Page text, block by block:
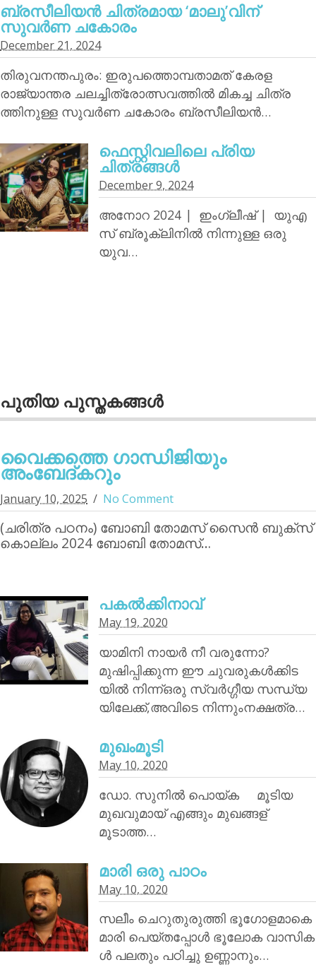
ബ്രസീലിയന്‍ ചിത്രമായ ‘മാലു’വിന്
സുവര്‍ണ ചകോരം
December 21, 2024
തിരുവനന്തപുരം: ഇരുപത്തൊമ്പതാമത് കേരള
രാജ്യാന്തര ചലച്ചിത്രോത്സവത്തില്‍ മികച്ച ചിത്ര
ത്തിനുള്ള സുവര്‍ണ ചകോരം ബ്രസീലിയന്‍…
ഫെസ്റ്റിവലിലെ പ്രിയ
ചിത്രങ്ങള്‍
December 9, 2024
അനോറ 2024 | ഇംഗ്ലീഷ് | യുഎ
സ് ബ്രൂക്ലിനില്‍ നിന്നുള്ള ഒരു
യുവ…
പുതിയ പുസ്തകങ്ങള്‍
വൈക്കത്തെ ഗാന്ധിജിയും
അംബേദ്കറും
January 10, 2025 No Comment
(ചരിത്ര പഠനം) ബോബി തോമസ് സൈന്‍ ബുക്‌സ്
കൊല്ലം 2024 ബോബി തോമസ്…
പകൽക്കിനാവ്‌
May 19, 2020
യാമിനി നായര്‍ നീ വരുന്നോ?
മുഷിപ്പിക്കുന്ന ഈ ചുവരുകൾക്കിട
യിൽ നിന്ന്ഒരു സ്വർഗ്ഗീയ സന്ധ്യ
യിലേക്ക്,അവിടെ നിന്നുംനക്ഷത്ര…
മുഖംമൂടി
May 10, 2020
ഡോ. സുനിൽ പൊയ്‌ക മൂടിയ
മുഖവുമായ് എങ്ങും മുഖങ്ങള്
മൂടാത്ത…
മാരി ഒരു പാഠം
May 10, 2020
സലീം ചെറുതുരുത്തി ഭൂഗോളമാകെ
മാരി പെയ്തപ്പോൾ ഭൂലോക വാസിക
ൾ പലതും പഠിച്ചു ഉണ്ണാനും…